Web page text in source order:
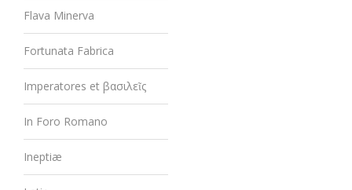
Flava Minerva
Fortunata Fabrica
Imperatores et βασιλεῖς
In Foro Romano
Ineptiæ